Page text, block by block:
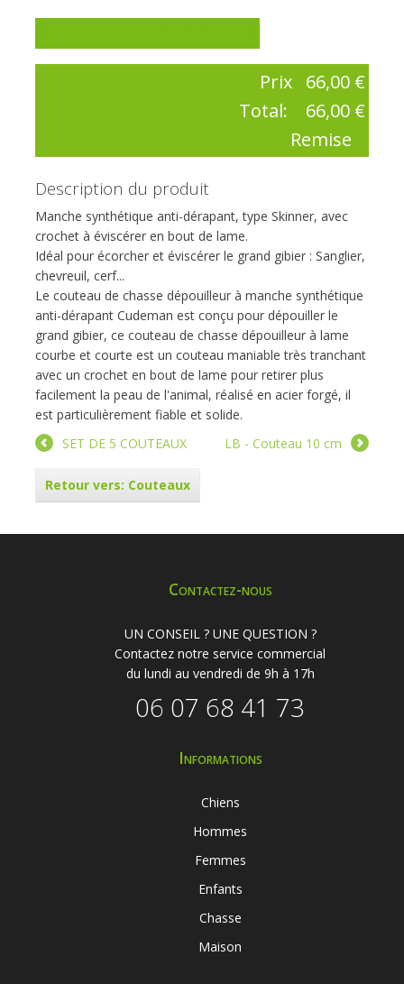
Prix 66,00 €
Total:
66,00 €
Remise
Description du produit
Manche synthétique anti-dérapant, type Skinner, avec
crochet à éviscérer en bout de lame.
Idéal pour écorcher et éviscérer le grand gibier : Sanglier,
chevreuil, cerf...
Le couteau de chasse dépouilleur à manche synthétique
anti-dérapant Cudeman est conçu pour dépouiller le
grand gibier, ce couteau de chasse dépouilleur à lame
courbe et courte est un couteau maniable très tranchant
avec un crochet en bout de lame pour retirer plus
facilement la peau de l'animal, réalisé en acier forgé, il
est particulièrement fiable et solide.
LB - Couteau 10 cm
SET DE 5 COUTEAUX
Retour vers: Couteaux
Contactez-nous
UN CONSEIL ? UNE QUESTION ?
Contactez notre service commercial
du lundi au vendredi de 9h à 17h
06 07 68 41 73
Informations
Chiens
Hommes
Femmes
Enfants
Chasse
Maison